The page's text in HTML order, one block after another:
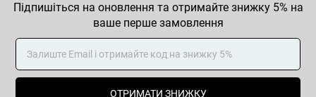
Підпишіться на оновлення та отримайте знижку 5% на
ваше перше замовлення
ОТРИМАТИ ЗНИЖКУ